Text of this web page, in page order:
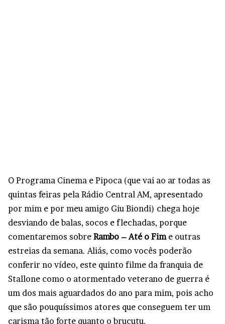
O Programa Cinema e Pipoca (que vai ao ar todas as
quintas feiras pela Rádio Central AM, apresentado
por mim e por meu amigo Giu Biondi) chega hoje
desviando de balas, socos e flechadas, porque
comentaremos sobre Rambo – Até o Fime outras
estreias da semana. Aliás, como vocês poderão
conferir no vídeo, este quinto filme da franquia de
Stallone como o atormentado veterano de guerra é
um dos mais aguardados do ano para mim, pois acho
que são pouquíssimos atores que conseguem ter um
carisma tão forte quanto o brucutu.